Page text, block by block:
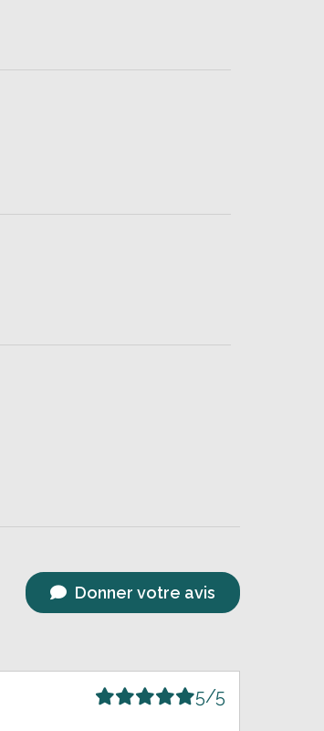
Donner votre avis
5/5